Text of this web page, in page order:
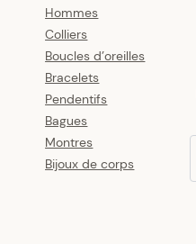
Hommes
Colliers
Boucles d’oreilles
Bracelets
Pendentifs
Bagues
Montres
Bijoux de corps